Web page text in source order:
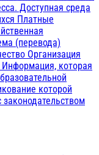
Доступная среда
Платные
(перевода)
Организация
Информация, которая
которой
законодательством